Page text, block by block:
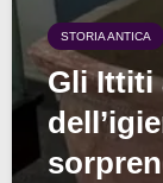
STORIA ANTICA
Gli Ittiti